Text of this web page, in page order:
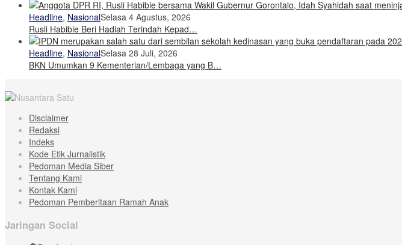
Headline, NasionalSelasa 4 Agustus, 2026
Rusli Habibie Beri Hadiah Terindah Kepad…
Headline, NasionalSelasa 28 Juli, 2026
BKN Umumkan 9 Kementerian/Lembaga yang B…
Disclaimer
Redaksi
Indeks
Kode Etik Jurnalistik
Pedoman Media Siber
Tentang Kami
Kontak Kami
Pedoman Pemberitaan Ramah Anak
Jaringan Social